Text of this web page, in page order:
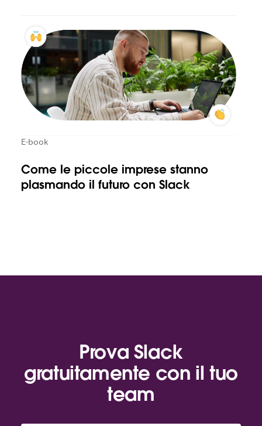
E-book
Come le piccole imprese stanno
plasmando il futuro con Slack
Prova Slack
gratuitamente con il tuo
team